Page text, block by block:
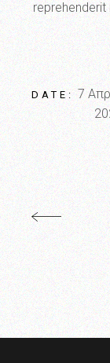
DATE: 7